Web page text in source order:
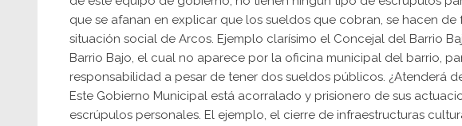
que se afanan en explicar que los sueldos que cobran, se hacen
situación social de Arcos. Ejemplo clarísimo el Concejal del Barrio
Barrio Bajo, el cual no aparece por la oficina municipal del barrio,
responsabilidad a pesar de tener dos sueldos públicos. ¿Atenderá
Este Gobierno Municipal está acorralado y prisionero de sus
escrúpulos personales. El ejemplo, el cierre de infraestructuras